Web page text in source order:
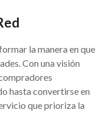
la manera en que
Con una visión
hasta convertirse en
que prioriza la